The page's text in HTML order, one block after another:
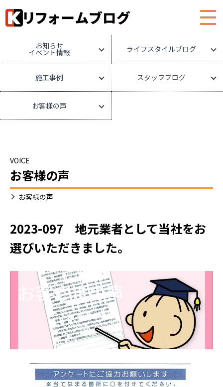
お知らせ
イベント情報 ライフスタイルブログ
施工事例 スタッフブログ
お客様の声
VOICE
お客様の声
お客様の声
2023-097 地元業者として当社をお
選びいただきました。
お客さまの声